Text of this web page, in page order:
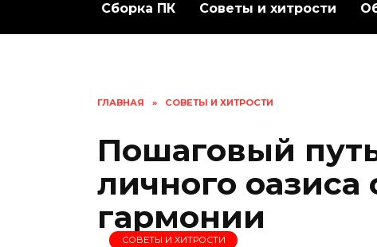
Сборка ПК Советы и хитрости
ГЛАВНАЯ » СОВЕТЫ И ХИТРОСТИ
Пошаговый
личного оазиса
гармонии
СОВЕТЫ И ХИТРОСТИ